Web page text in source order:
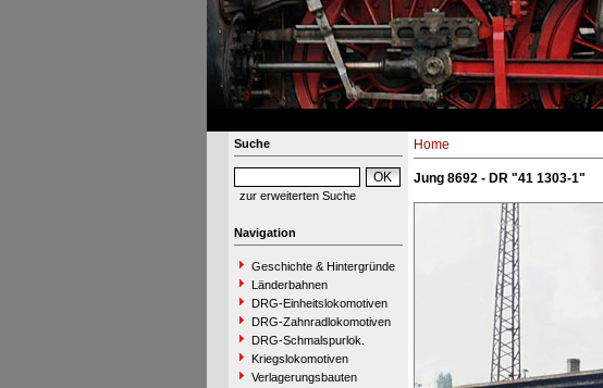
Suche
zur erweiterten Suche
Navigation
Geschichte & Hintergründe
Länderbahnen
DRG-Einheitslokomotiven
DRG-Zahnradlokomotiven
DRG-Schmalspurlok.
Kriegslokomotiven
Verlagerungsbauten
Home
Jung 8692 - DR "41 1303-1"